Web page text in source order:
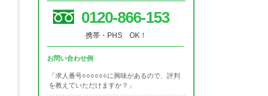
0120-866-153
携帯・PHS OK！
お問い合わせ例
「求人番号○○○○○○に興味があるので、評判
を教えていただけますか？」